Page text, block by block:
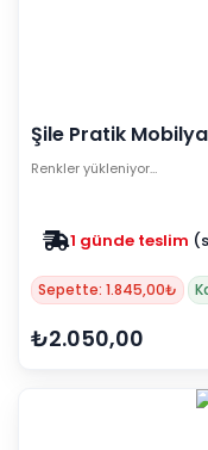
Şile Pratik Mobilya
Renkler yükleniyor…
1 günde teslim
Zam yok 2025
Sepette: 1.845,00₺
₺2.050,00